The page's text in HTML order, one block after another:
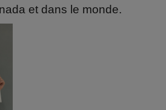
et dans le monde.